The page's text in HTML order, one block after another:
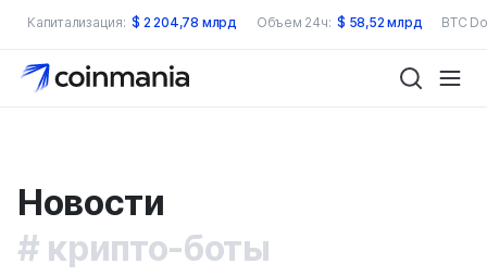
Капитализация: $ 2 204,78 млрд Объем 24ч: $ 58,52 млрд BTC
Новости
крипто-боты